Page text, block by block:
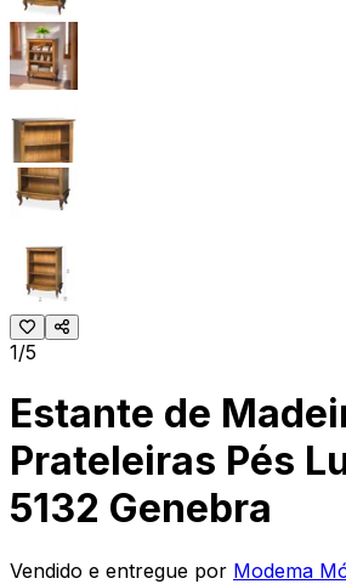
1/5
Estante de
Prateleiras Pés
5132 Genebra
Vendido e entregue por Modema